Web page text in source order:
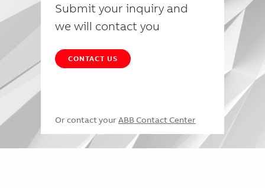
Submit your inquiry and
we will contact you
CONTACT US
Or contact your ABB Contact Center